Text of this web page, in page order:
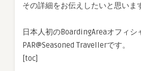
その詳細をお伝えしたいと思いま
日本人初のBoardingAreaオフィシ
PAR@Seasoned Travellerです。
[toc]